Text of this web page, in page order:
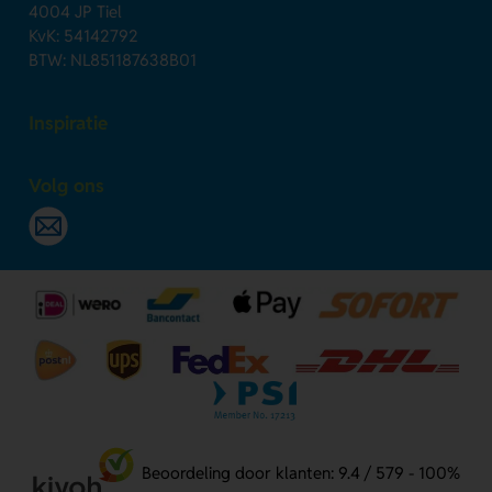
4004 JP Tiel
KvK: 54142792
BTW: NL851187638B01
Inspiratie
Volg ons
Beoordeling door klanten: 9.4 / 579 - 100%